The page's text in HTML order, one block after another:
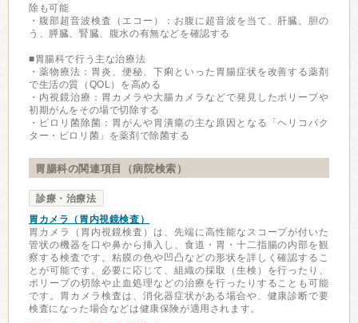
除も可能
・腹部超音波検査（エコー）：お腹に超音波を当て、肝臓、胆の
う、膵臓、腎臓、腹水の有無などを確認する
■胃腸科で行う主な治療法
・薬物療法：胃炎、便秘、下痢といった胃腸症状を改善する薬剤
で生活の質（QOL）を高める
・内視鏡治療：胃カメラや大腸カメラなどで発見したポリープや
初期がんをその場で切除する
・ピロリ菌除菌：胃がんや胃潰瘍の主な原因となる「ヘリコバク
ター・ピロリ菌」を薬剤で除菌する
胃腸科の関連項目（病院検索）
診療・治療法
胃カメラ（胃内視鏡検査）
胃カメラ（胃内視鏡検査）は、先端に高性能なスコープが付いた
管状の機器を口や鼻から挿入し、食道・胃・十二指腸の内部を観
察する検査です。粘膜の色や凹凸などの形状を詳しく確認するこ
とが可能です。必要に応じて、組織の採取（生検）を行ったり、
ポリープの切除や止血処理などの治療を行ったりすることも可能
です。胃カメラ検査は、消化器症状がある場合や、健康診断で要
検査になった場合などは健康保険が適用されます。